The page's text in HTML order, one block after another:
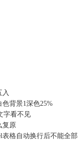
入
背景1深色25%
字看不见
复原
表格自动换行后不能全部